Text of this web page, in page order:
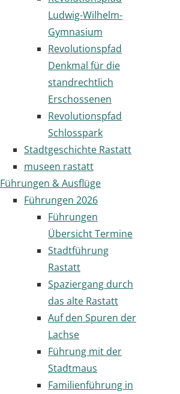
Ludwig-Wilhelm-
Gymnasium
Revolutionspfad
Denkmal für die
standrechtlich
Erschossenen
Revolutionspfad
Schlosspark
Stadtgeschichte Rastatt
museen rastatt
Führungen & Ausflüge
Führungen 2026
Führungen
Übersicht Termine
Stadtführung
Rastatt
Spaziergang durch
das alte Rastatt
Auf den Spuren der
Lachse
Führung mit der
Stadtmaus
Familienführung in